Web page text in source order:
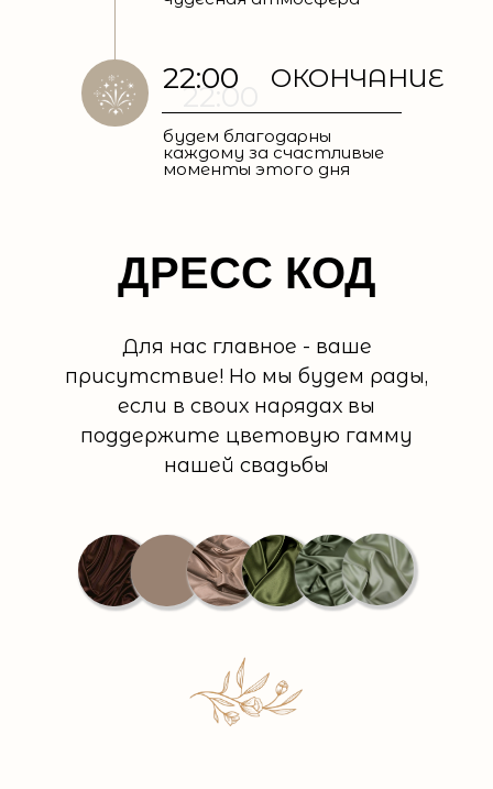
22:00
22:00 ОКОНЧАНИЕ
будем благодарны
каждому за счастливые
моменты этого дня
ДРЕСС КОД
Для нас главное - ваше
присутствие! Но мы будем рады,
если в своих нарядах вы
поддержите цветовую гамму
нашей свадьбы